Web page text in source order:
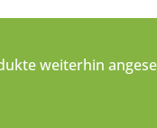
weiterhin